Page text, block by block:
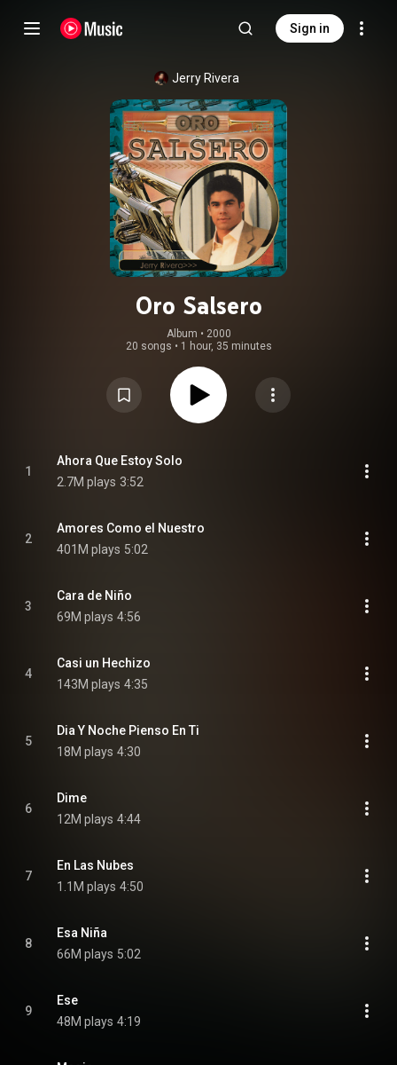
Sign in
Jerry Rivera
Oro Salsero
Album • 2000
20 songs • 1 hour, 35 minutes
1
Ahora Que Estoy Solo
2.7M plays 3:52
2
Amores Como el Nuestro
401M plays 5:02
3
Cara de Niño
69M plays 4:56
4
Casi un Hechizo
143M plays 4:35
5
Dia Y Noche Pienso En Ti
18M plays 4:30
6
Dime
12M plays 4:44
7
En Las Nubes
1.1M plays 4:50
8
Esa Niña
66M plays 5:02
9
Ese
48M plays 4:19